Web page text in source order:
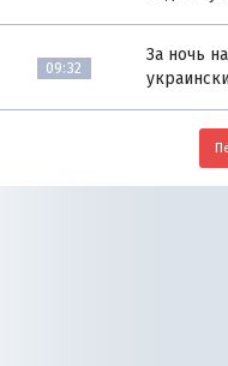
09:32
За ночь